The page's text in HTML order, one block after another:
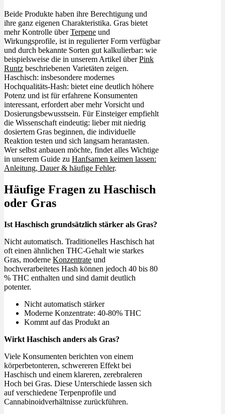
Beide Produkte haben ihre Berechtigung und
ihre ganz eigenen Charakteristika. Gras bietet
mehr Kontrolle überTerpene und
Wirkungsprofile, ist in regulierter Form verfügbar
und durch bekannte Sorten gut kalkulierbar: wie
beispielsweise die in unserem Artikel überPink
Runtz beschriebenen Varietäten zeigen.
Haschisch: insbesondere modernes
Hochqualitäts-Hash: bietet eine deutlich höhere
Potenz und ist für erfahrene Konsumenten
interessant, erfordert aber mehr Vorsicht und
Dosierungsbewusstsein. Für Einsteiger empfiehlt
die Wissenschaft eindeutig: lieber mit niedrig
dosiertem Gras beginnen, die individuelle
Reaktion testen und sich langsam herantasten.
Wer selbst anbauen möchte, findet alles Wichtige
in unserem Guide zu Hanfsamen keimen lassen:
Anleitung, Dauer & häufige Fehler.
Häufige Fragen zu Haschisch
oder Gras
Ist Haschisch grundsätzlich stärker als Gras?
Nicht automatisch. Traditionelles Haschisch hat
oft einen ähnlichen THC-Gehalt wie starkes
Gras, moderne Konzentrate und
hochverarbeitetes Hash können jedoch 40 bis 80
% THC enthalten und sind damit deutlich
potenter.
Nicht automatisch stärker
Moderne Konzentrate: 40-80% THC
Kommt auf das Produkt an
Wirkt Haschisch anders als Gras?
Viele Konsumenten berichten von einem
körperbetonteren, schwereren Effekt bei
Haschisch und einem klareren, zerebraleren
Hoch bei Gras. Diese Unterschiede lassen sich
auf verschiedene Terpenprofile und
Cannabinoidverhältnisse zurückführen.